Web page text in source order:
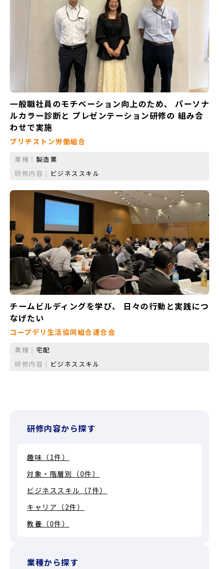
一般職社員のモチベーション向上のため、 パーソナ
ルカラー診断と プレゼンテーション研修の 組み合
わせで実施
ブリヂストン労働組合
業種｜ 製造業
研修内容｜ ビジネススキル
チームビルディングを学び、 日々の行動と実践につ
なげたい
コープデリ生活協同組合連合会
業種｜ 宅配
研修内容｜ ビジネススキル
研修内容から探す
趣味（1件）
対象・階層別（0件）
ビジネススキル（7件）
キャリア（2件）
教養（0件）
業種から探す